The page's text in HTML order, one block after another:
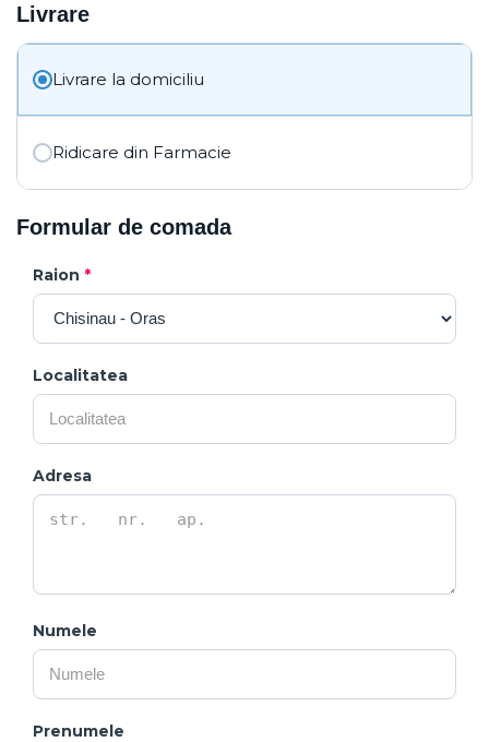
Livrare
Livrare la domiciliu
Ridicare din Farmacie
Formular de comada
Raion *
Localitatea
Adresa
Numele
Prenumele